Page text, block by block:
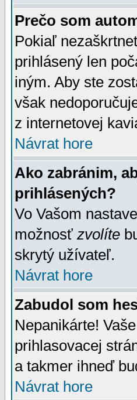
Prečo som
Pokiaľ
prihlásený len
iným. Aby ste
však
z internetovej
Návrat hore
Ako zabránim,
prihlásených?
Vo Vašom
možnosť zvolíte
skrytý užívateľ.
Návrat hore
Zabudol som
Nepanikárte!
prihlasovacej
a takmer ihneď
Návrat hore